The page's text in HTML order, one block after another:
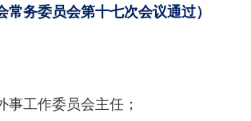
会常务委员会第十七次会议通过）
事工作委员会主任；